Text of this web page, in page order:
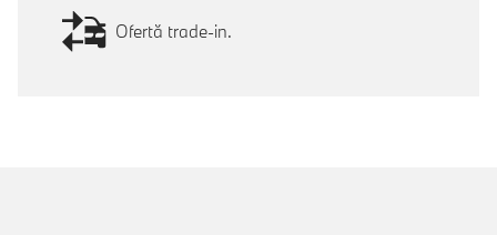
Ofertă trade-in.